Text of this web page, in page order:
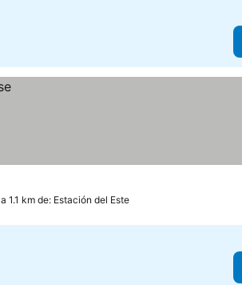
a 1.1 km de: Estación del Este